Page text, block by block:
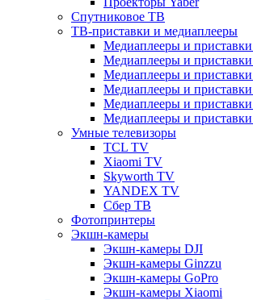
Спутниковое ТВ
ТВ-приставки и медиаплееры
Медиаплееры и
Медиаплееры и приставки
Медиаплееры и
Медиаплееры и
Медиаплееры и
Медиаплееры и
Умные телевизоры
TCL TV
Xiaomi TV
Skyworth TV
YANDEX TV
Сбер ТВ
Фотопринтеры
Экшн-камеры
Экшн-камеры DJI
Экшн-камеры Ginzzu
Экшн-камеры GoPro
Экшн-камеры Xiaomi